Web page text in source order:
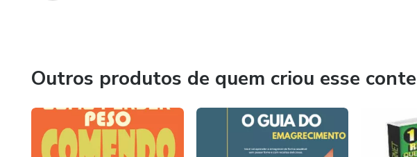
Outros produtos de quem criou esse